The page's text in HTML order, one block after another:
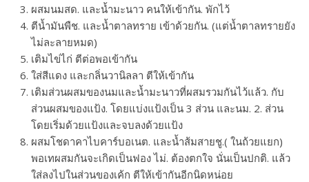
ผสมนมสด. และน้ำมะนาว คนให้เข้ากัน. พักไว้
ตีน้ำมันพืช. และน้ำตาลทราย เข้าด้วยกัน. (แต่น้ำตาลทรายยัง
ไม่ละลายหมด)
เติมไข่ไก่ ตีต่อพอเข้ากัน
ใส่สีแดง และกลิ่นวานิลลา ตีให้เข้ากัน
เติมส่วนผสมของนมและน้ำมะนาวที่ผสมรวมกันไว้แล้ว. กับ
ส่วนผสมของแป้ง. โดยแบ่งแป้งเป็น 3 ส่วน และนม. 2. ส่วน
โดยเริ่มด้วยแป้งและจบลงด้วยแป้ง
ผสมโชดาคาไบคาร์บอเนต. และน้ำส้มสายชู.( ในถ้วยแยก)
พอเทผสมกันจะเกิดเป็นฟอง ไม่. ต้องตกใจ นั่นเป็นปกติ. แล้ว
ใส่ลงไปในส่วนของเค้ก ตีให้เข้ากันอีกนิดหน่อย